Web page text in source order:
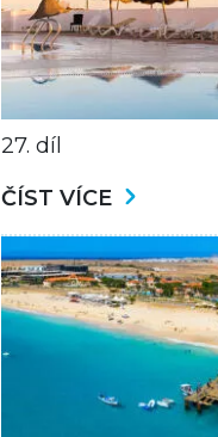
27. díl
ČÍST VÍCE